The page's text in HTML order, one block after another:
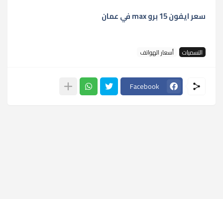
سعر ايفون 15 برو max في عمان
التسميات أسعار الهواتف
Facebook